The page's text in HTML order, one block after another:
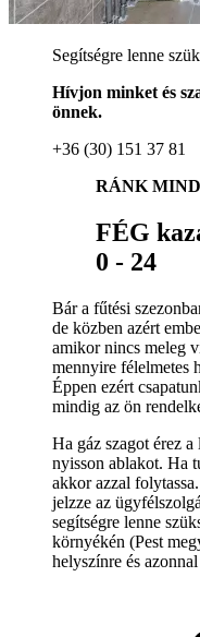
Segítségre lenne
Hívjon minket és
önnek.
+36 (30) 151 37 81
RÁNK
FÉG
0 - 24
Bár a fűtési
de közben azért
amikor nincs meleg
mennyire félelmetes
Éppen ezért
mindig az ön
Ha gáz szagot érez
nyisson ablakot. Ha
akkor azzal
jelzze az
segítségre lenne
környékén (Pest
helyszínre és